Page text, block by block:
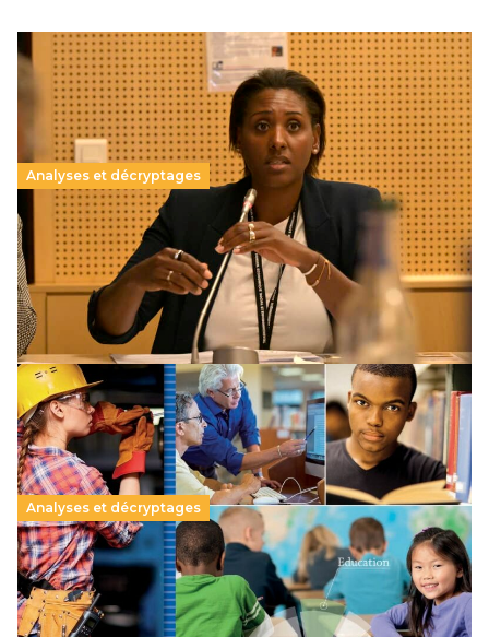
Analyses et décryptages
Temps de l’enfant : la convention citoyenne
précise les axes de débat
22 août 2025-
Lire la suite →
Analyses et décryptages
Débat sur le calendrier : Au regard des différents
systèmes éducatifs, ce n’est pas la quantité
d’éducation qui fait la différence